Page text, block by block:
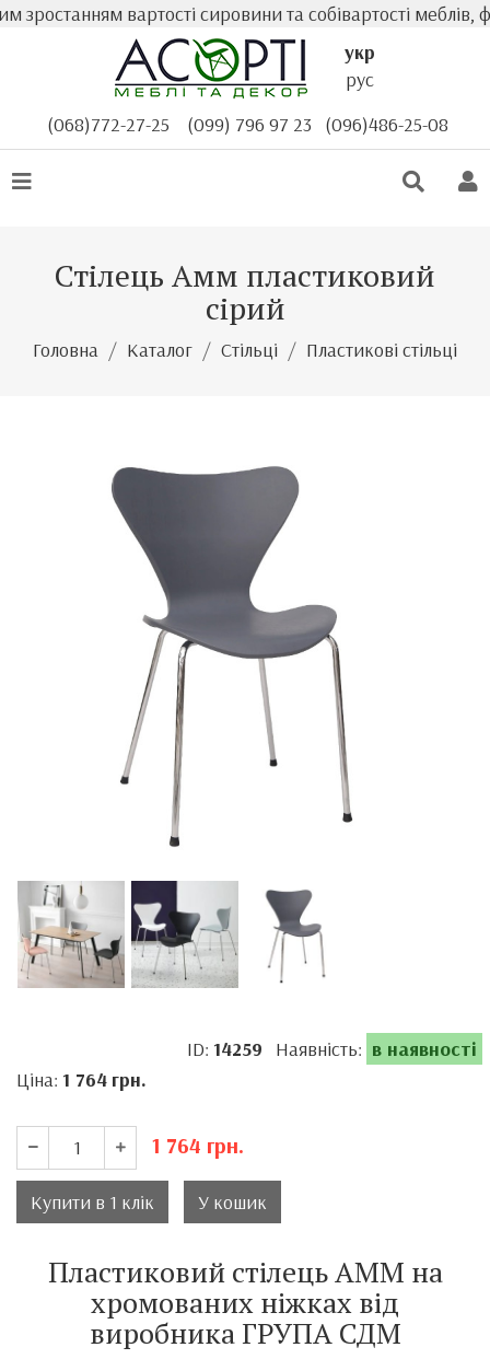
вартості сировини та собівартості меблів,
укр
рус
(068)772-27-25
(099) 796 97 23 (096)486-25-08
Стілець Амм пластиковий
сірий
Головна Каталог Стільці Пластикові стільці
ID: 14259 Наявність: в наявності
Ціна: 1 764 грн.
1 764 грн.
Купити в 1 клік У кошик
Пластиковий стілець АММ на
хромованих ніжках від
виробника ГРУПА СДМ